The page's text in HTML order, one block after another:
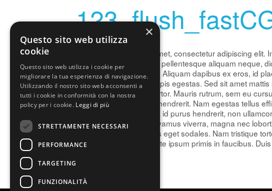
03/06/2021 |
Lorem ipsum dolor sit amet, consectetur adipiscing
eros vel porttitor. Integer pellentesque aliquam neque,
Praesent a porta augue. Aliquam dapibus ex eros, id
malesuada fames ac turpis egestas. Sed sit amet
mattis velit, a pulvinar tortor. Mauris rutrum, sem eu
Quisque viverra ornare hendrerit. Nam egestas tellus
Quisque semper magna id purus hendrerit, non
fermentum maximus. Vivamus viverra, magna nec
commodo gravida lectus eget sodales. Nam tristique
malesuada fames ac ante ipsum primis in faucibus.
|prova
×
Questo sito web utilizza
cookie
Questo sito web utilizza i cookie per
migliorare la tua esperienza di navigazione.
Utilizzando il nostro sito web acconsenti a
tutti i cookie in conformità con la nostra
policy per i cookie. Leggi di più
STRETTAMENTE NECESSARI
PERFORMANCE
TARGETING
FUNZIONALITÀ